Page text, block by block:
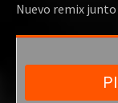
Nuevo remix